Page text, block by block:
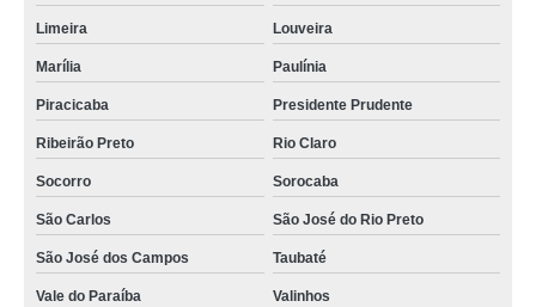
Limeira Louveira
Marília Paulínia
Piracicaba Presidente Prudente
Ribeirão Preto Rio Claro
Socorro Sorocaba
São Carlos São José do Rio Preto
São José dos Campos Taubaté
Vale do Paraíba Valinhos